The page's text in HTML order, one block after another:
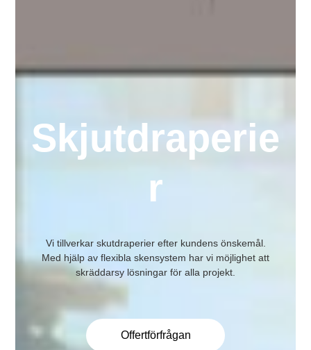
Skjutdraperie
r
Vi tillverkar skutdraperier efter kundens önskemål.
Med hjälp av flexibla skensystem har vi möjlighet att
skräddarsy lösningar för alla projekt.
Offertförfrågan